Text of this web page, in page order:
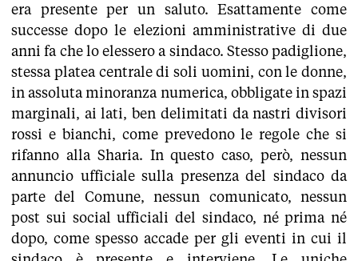
era presente per un saluto. Esattamente come
successe dopo le elezioni amministrative di due
anni fa che lo elessero a sindaco. Stesso padiglione,
stessa platea centrale di soli uomini, con le donne,
in assoluta minoranza numerica, obbligate in spazi
marginali, ai lati, ben delimitati da nastri divisori
rossi e bianchi, come prevedono le regole che si
rifanno alla Sharia. In questo caso, però, nessun
annuncio ufficiale sulla presenza del sindaco da
parte del Comune, nessun comunicato, nessun
post sui social ufficiali del sindaco, né prima né
dopo, come spesso accade per gli eventi in cui il